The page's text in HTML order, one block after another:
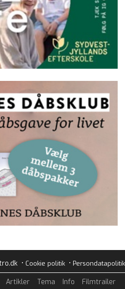
• Cookie politik• Persondatapolitik
Artikler Tema Info Filmtrailer